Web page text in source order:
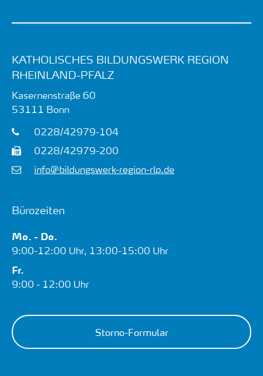
KATHOLISCHES BILDUNGSWERK REGION
RHEINLAND-PFALZ
Kasernenstraße 60
53111 Bonn
0228/42979-104
0228/42979-200
info@bildungswerk-region-rlp.de
Bürozeiten
Mo. - Do.
9:00-12:00 Uhr, 13:00-15:00 Uhr
Fr.
9:00 - 12:00 Uhr
Storno-Formular